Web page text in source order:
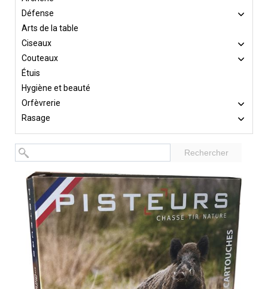
Défense
Arts de la table
Ciseaux
Couteaux
Étuis
Hygiène et beauté
Orfèvrerie
Rasage
Rechercher